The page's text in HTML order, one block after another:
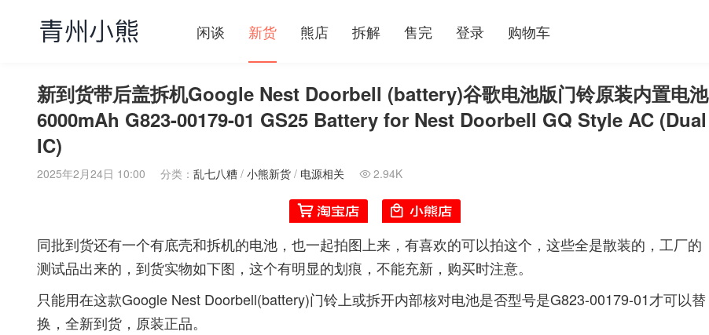
闲谈 新货 熊店 拆解 售完 登录 购物车
新到货带后盖拆机Google Nest Doorbell (battery)谷歌电池版门铃原装内置电池
6000mAh G823-00179-01 GS25 Battery for Nest Doorbell GQ Style AC (Dual
IC)
2025年2月24日 10:00 分类： 乱七八糟 / 小熊新货 / 电源相关  2.94K
同批到货还有一个有底壳和拆机的电池，也一起拍图上来，有喜欢的可以拍这个，这些全是散装的，工厂的
测试品出来的，到货实物如下图，这个有明显的划痕，不能充新，购买时注意。
只能用在这款Google Nest Doorbell(battery)门铃上或拆开内部核对电池是否型号是G823-00179-01才可以替
换，全新到货，原装正品。